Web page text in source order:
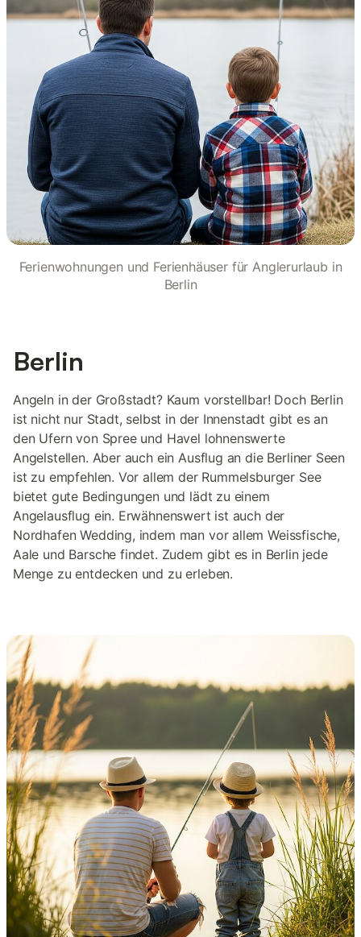
Ferienwohnungen und Ferienhäuser für Anglerurlaub in
Berlin
Berlin
Angeln in der Großstadt? Kaum vorstellbar! Doch Berlin
ist nicht nur Stadt, selbst in der Innenstadt gibt es an
den Ufern von Spree und Havel lohnenswerte
Angelstellen. Aber auch ein Ausflug an die Berliner Seen
ist zu empfehlen. Vor allem der Rummelsburger See
bietet gute Bedingungen und lädt zu einem
Angelausflug ein. Erwähnenswert ist auch der
Nordhafen Wedding, indem man vor allem Weissfische,
Aale und Barsche findet. Zudem gibt es in Berlin jede
Menge zu entdecken und zu erleben.